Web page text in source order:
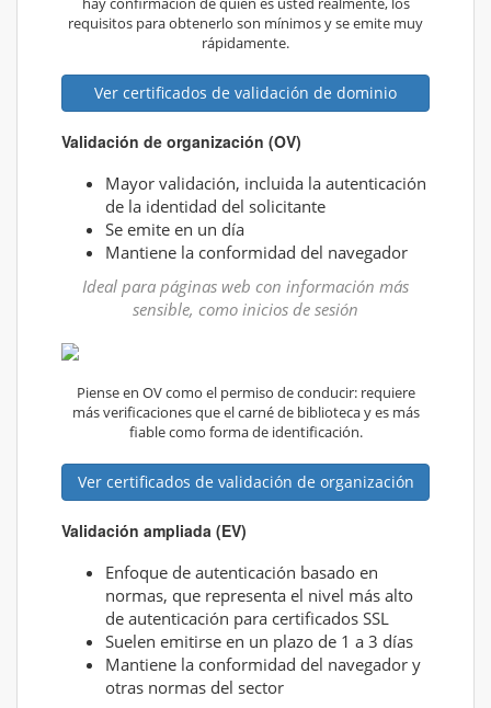
requisitos para obtenerlo son mínimos y se emite muy
rápidamente.
Ver certificados de validación de dominio
Validación de organización (OV)
Mayor validación, incluida la autenticación
de la identidad del solicitante
Se emite en un día
Mantiene la conformidad del navegador
Ideal para páginas web con información más
sensible, como inicios de sesión
Piense en OV como el permiso de conducir: requiere
más verificaciones que el carné de biblioteca y es más
fiable como forma de identificación.
Ver certificados de validación de organización
Validación ampliada (EV)
Enfoque de autenticación basado en
normas, que representa el nivel más alto
de autenticación para certificados SSL
Suelen emitirse en un plazo de 1 a 3 días
Mantiene la conformidad del navegador y
otras normas del sector